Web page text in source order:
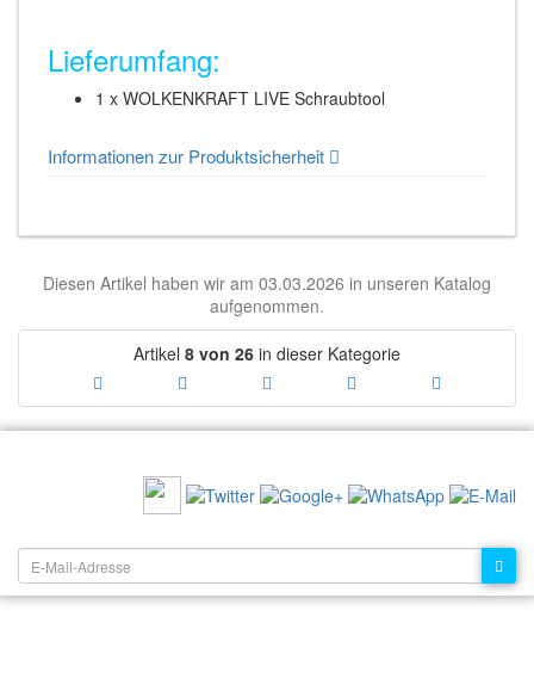
Lieferumfang:
1 x WOLKENKRAFT LIVE Schraubtool
Informationen zur Produktsicherheit
Diesen Artikel haben wir am 03.03.2026 in unseren Katalog
aufgenommen.
Artikel 8 von 26 in dieser Kategorie